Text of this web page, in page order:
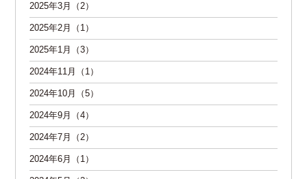
2025年3月（2）
2025年2月（1）
2025年1月（3）
2024年11月（1）
2024年10月（5）
2024年9月（4）
2024年7月（2）
2024年6月（1）